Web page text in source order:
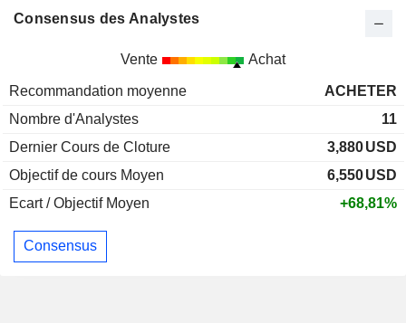
Consensus des Analystes
Vente Achat
Recommandation moyenne
ACHETER
Nombre d'Analystes
11
Dernier Cours de Cloture
3,880USD
Objectif de cours Moyen
6,550USD
Ecart / Objectif Moyen
+68,81%
Consensus